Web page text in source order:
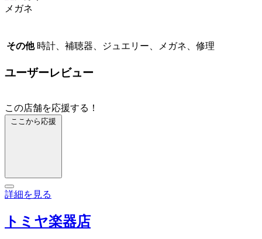
メガネ
その他 時計、補聴器、ジュエリー、メガネ、修理
ユーザーレビュー
この店舗を応援する！
ここから応援
詳細を見る
トミヤ楽器店